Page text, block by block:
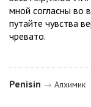
мной согласны во
путайте чувства
чревато.
Penisin → Алхимик